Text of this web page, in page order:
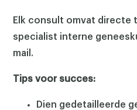
Elk consult omvat directe
specialist interne
mail.
Tips voor succes:
Dien gedetailleerde